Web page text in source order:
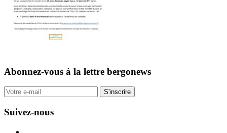
Abonnez-vous à la lettre bergonews
S'inscrire
Suivez-nous